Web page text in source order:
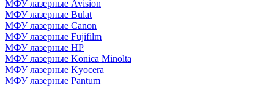
МФУ лазерные Avision
МФУ лазерные Bulat
МФУ лазерные Canon
МФУ лазерные Fujifilm
МФУ лазерные HP
МФУ лазерные Konica Minolta
МФУ лазерные Kyocera
МФУ лазерные Pantum